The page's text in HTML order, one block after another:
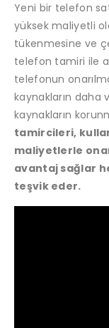
Yeni bir telefon
yüksek maliyetli
tükenmesine ve
telefon tamiri ile
telefonun
kaynakların daha
kaynakların
tamircileri,
maliyetlerle
avantaj sağlar
teşvik eder.